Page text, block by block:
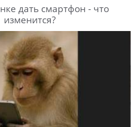
дать смартфон - что
изменится?